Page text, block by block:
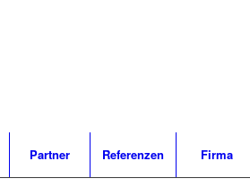
Partner Referenzen Firma